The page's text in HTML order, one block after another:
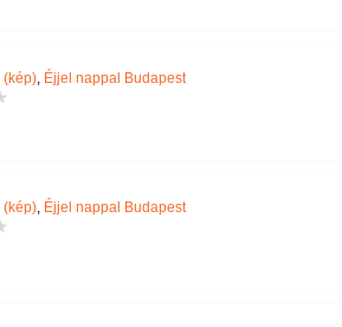
(kép), Éjjel nappal Budapest
(kép), Éjjel nappal Budapest